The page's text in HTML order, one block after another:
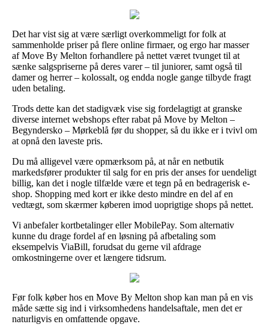
Det har vist sig at være særligt overkommeligt for folk at
sammenholde priser på flere online firmaer, og ergo har masser
af Move By Melton forhandlere på nettet været tvunget til at
sænke salgspriserne på deres varer – til juniorer, samt også til
damer og herrer – kolossalt, og endda nogle gange tilbyde fragt
uden betaling.
Trods dette kan det stadigvæk vise sig fordelagtigt at granske
diverse internet webshops efter rabat på Move by Melton –
Begyndersko – Mørkeblå før du shopper, så du ikke er i tvivl om
at opnå den laveste pris.
Du må alligevel være opmærksom på, at når en netbutik
markedsfører produkter til salg for en pris der anses for uendeligt
billig, kan det i nogle tilfælde være et tegn på en bedragerisk e-
shop. Shopping med kort er ikke desto mindre en del af en
vedtægt, som skærmer køberen imod uoprigtige shops på nettet.
Vi anbefaler kortbetalinger eller MobilePay. Som alternativ
kunne du drage fordel af en løsning på afbetaling som
eksempelvis ViaBill, forudsat du gerne vil afdrage
omkostningerne over et længere tidsrum.
Før folk køber hos en Move By Melton shop kan man på en vis
måde sætte sig ind i virksomhedens handelsaftale, men det er
naturligvis en omfattende opgave.